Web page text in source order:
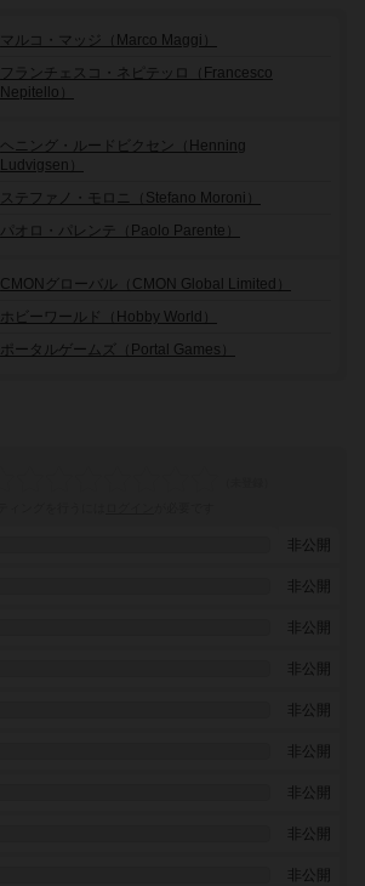
マルコ・マッジ（Marco Maggi）
フランチェスコ・ネピテッロ（Francesco
Nepitello）
ヘニング・ルードビクセン（Henning
Ludvigsen）
ステファノ・モロニ（Stefano Moroni）
パオロ・パレンテ（Paolo Parente）
CMONグローバル（CMON Global Limited）
ホビーワールド（Hobby World）
ポータルゲームズ（Portal Games）
非公開
非公開
非公開
非公開
非公開
非公開
非公開
非公開
非公開